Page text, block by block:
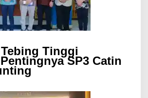
Tinggi
SP3 Catin